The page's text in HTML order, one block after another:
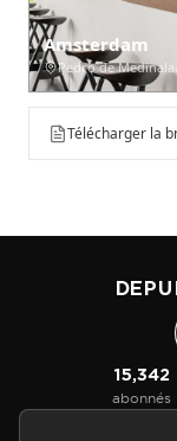
Amsterdam
Télécharger la
15,342
abonnés